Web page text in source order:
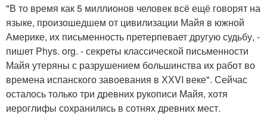
"В то время как 5 миллионов человек всё ещё говорят на
языке, произошедшем от цивилизации Майя в южной
Америке, их письменность претерпевает другую судьбу, -
пишет Phys. org. - секреты классической письменности
Майя утеряны с разрушением большинства их работ во
времена испанского завоевания в ХХVI веке". Сейчас
осталось только три древних рукописи Майя, хотя
иероглифы сохранились в сотнях древних мест.